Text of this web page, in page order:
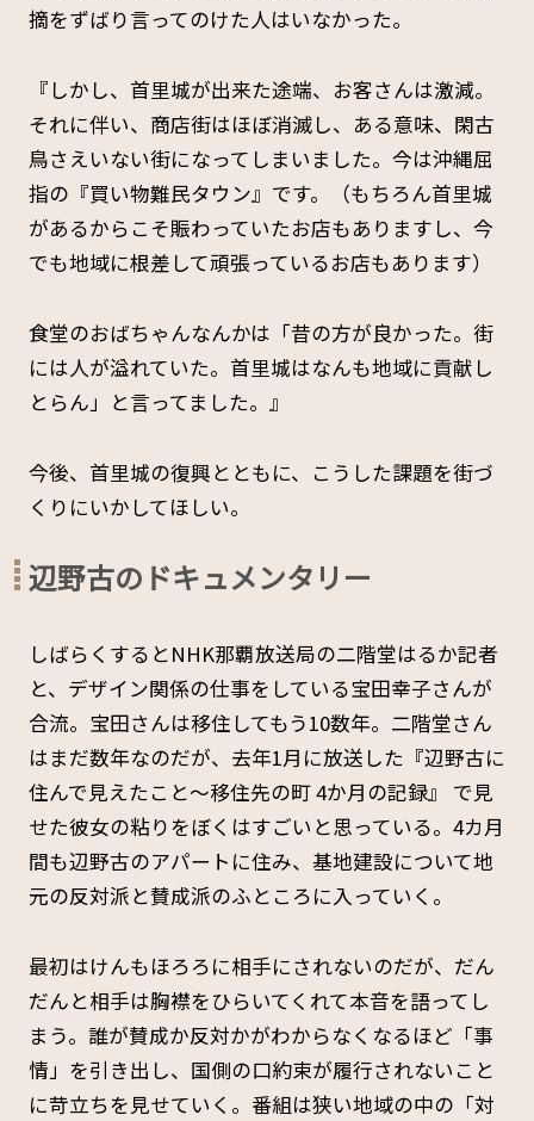
摘をずばり言ってのけた人はいなかった。
『しかし、首里城が出来た途端、お客さんは激減。
それに伴い、商店街はほぼ消滅し、ある意味、閑古
鳥さえいない街になってしまいました。今は沖縄屈
指の『買い物難民タウン』です。（もちろん首里城
があるからこそ賑わっていたお店もありますし、今
でも地域に根差して頑張っているお店もあります）
食堂のおばちゃんなんかは「昔の方が良かった。街
には人が溢れていた。首里城はなんも地域に貢献し
とらん」と言ってました。』
今後、首里城の復興とともに、こうした課題を街づ
くりにいかしてほしい。
辺野古のドキュメンタリー
しばらくするとNHK那覇放送局の二階堂はるか記者
と、デザイン関係の仕事をしている宝田幸子さんが
合流。宝田さんは移住してもう10数年。二階堂さん
はまだ数年なのだが、去年1月に放送した『辺野古に
住んで見えたこと〜移住先の町 4か月の記録』 で見
せた彼女の粘りをぼくはすごいと思っている。4カ月
間も辺野古のアパートに住み、基地建設について地
元の反対派と賛成派のふところに入っていく。
最初はけんもほろろに相手にされないのだが、だん
だんと相手は胸襟をひらいてくれて本音を語ってし
まう。誰が賛成か反対かがわからなくなるほど「事
情」を引き出し、国側の口約束が履行されないこと
に苛立ちを見せていく。番組は狭い地域の中の「対